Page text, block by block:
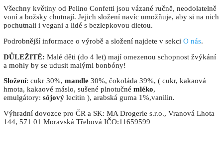
Všechny květiny od Pelino Confetti jsou vázané ručně, neodolatelně
voní a božsky chutnají. Jejich složení navíc umožňuje, aby si na nich
pochutnali i vegani a lidé s bezlepkovou dietou.
Podrobnější informace o výrobě a složení najdete v sekci O nás.
DŮLEŽITÉ: Malé děti (do 4 let) mají omezenou schopnost žvýkání
a mohly by se udusit malými bonbóny!
Složení: cukr 30%, mandle 30%, čokoláda 39%, ( cukr, kakaová
hmota, kakaové máslo, sušené plnotučné mléko,
emulgátory: sójový lecitin ), arabská guma 1%,vanilin.
Výhradní dovozce pro ČR a SK: MA Drogerie s.r.o., Vranová Lhota
144, 571 01 Moravská Třebová IČO:11659599